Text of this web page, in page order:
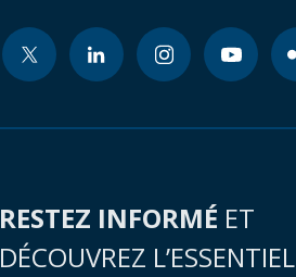
RESTEZ INFORMÉ ET
DÉCOUVREZ L’ESSENTIEL